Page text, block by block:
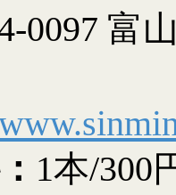
0097 富
1本/300